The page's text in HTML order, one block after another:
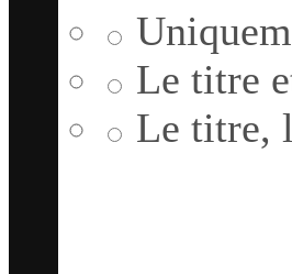
Le titre
Le titre,